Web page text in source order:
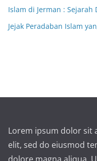
Islam di Jerman : Sejarah
Jejak Peradaban Islam
Lorem ipsum dolor sit
elit, sed do eiusmod